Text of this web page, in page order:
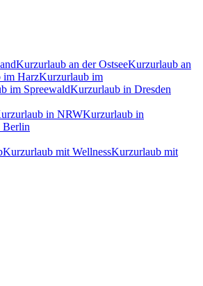
Kurzurlaub an der OstseeKurzurlaub an
im HarzKurzurlaub im
im SpreewaldKurzurlaub in Dresden
in NRWKurzurlaub in
Berlin
Kurzurlaub mit WellnessKurzurlaub mit